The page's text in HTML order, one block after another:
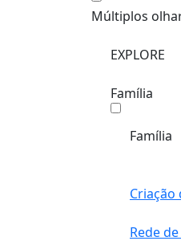
Múltiplos
EXPLORE
Família
Família
Criação
Rede